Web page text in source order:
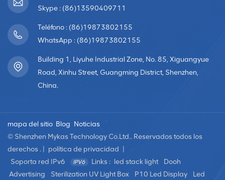
Skype : (86)13590409711
Teléfono : (86)19873802155
WhatsApp : (86)19873802155
Building 1, Liyuhe Industrial Zone, No. 85, Xiguangyue
Road, Xinhu Street, Guangming District, Shenzhen,
China.
mapa del sitio Blog Noticias
© Shenzhen Mykas Technology Co.Ltd.. Reservados todos los
derechos . |
política de privacidad
Soporta red IPv6
Links : led stack light
Dooh
Advertising
Sterilization UV Light Box P10 Led Display Led